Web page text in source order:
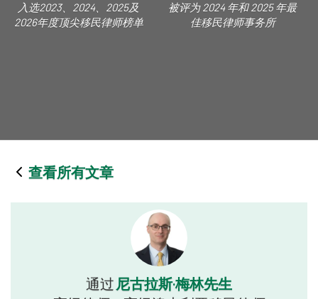
入选2023、2024、2025及
2026年度顶尖移民律师榜单
被评为 2024 年和 2025 年最
佳移民律师事务所
查看所有文章
通过 尼古拉斯·梅林先生